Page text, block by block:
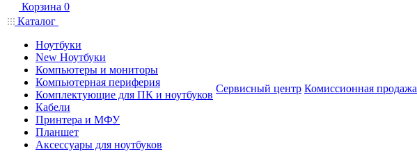
Корзина 0
Каталог
Ноутбуки
New Ноутбуки
Компьютеры и мониторы
Компьютерная периферия
Комплектующие для ПК и ноутбуков
Кабели
Принтера и МФУ
Планшет
Аксессуары для ноутбуков
Сервисный центр Комиссионная продажа